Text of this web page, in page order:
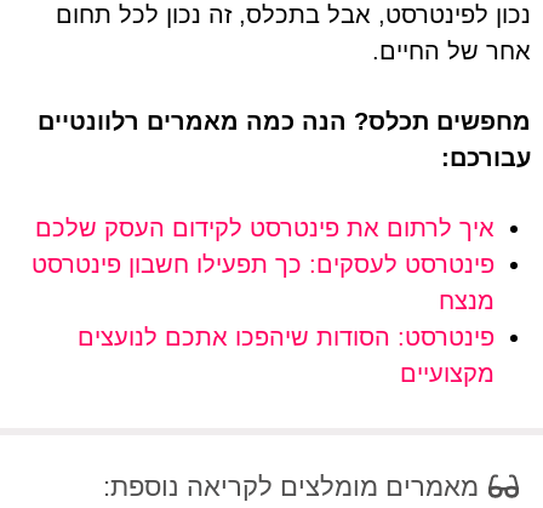
נכון לפינטרסט, אבל בתכלס, זה נכון לכל תחום
אחר של החיים.
מחפשים תכלס? הנה כמה מאמרים רלוונטיים
עבורכם:
איך לרתום את פינטרסט לקידום העסק שלכם
פינטרסט לעסקים: כך תפעילו חשבון פינטרסט
מנצח
פינטרסט: הסודות שיהפכו אתכם לנועצים
מקצועיים
מאמרים מומלצים לקריאה נוספת: